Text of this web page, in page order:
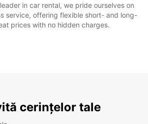
in car rental, we pride ourselves on
service, offering flexible short- and long-
prices with no hidden charges.
cerințelor tale